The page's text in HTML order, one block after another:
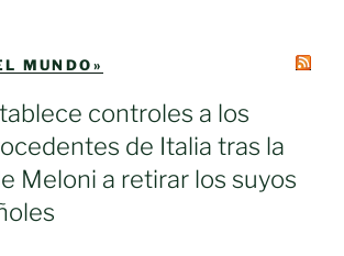
MUNDO»
controles a los
de Italia tras la
Meloni a retirar los suyos